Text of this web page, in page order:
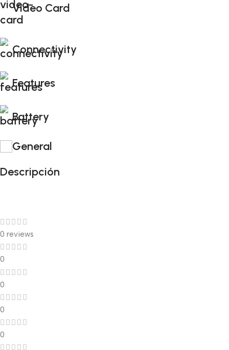
Video Card
Connectivity
Features
Battery
General
Descripción
0 reviews
0
0
0
0